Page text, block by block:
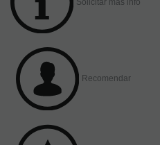
Solicitar más info
Recomendar